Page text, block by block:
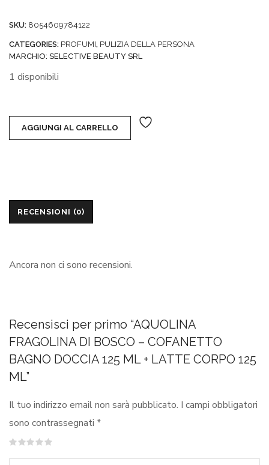
5
SKU: 8054609784122
CATEGORIES: PROFUMI, PULIZIA DELLA PERSONA
MARCHIO: SELECTIVE BEAUTY SRL
1 disponibili
AGGIUNGI AL CARRELLO
RECENSIONI (0)
Ancora non ci sono recensioni.
Recensisci per primo “AQUOLINA
FRAGOLINA DI BOSCO – COFANETTO
BAGNO DOCCIA 125 ML + LATTE CORPO 125
ML”
Il tuo indirizzo email non sarà pubblicato. I campi obbligatori
sono contrassegnati *